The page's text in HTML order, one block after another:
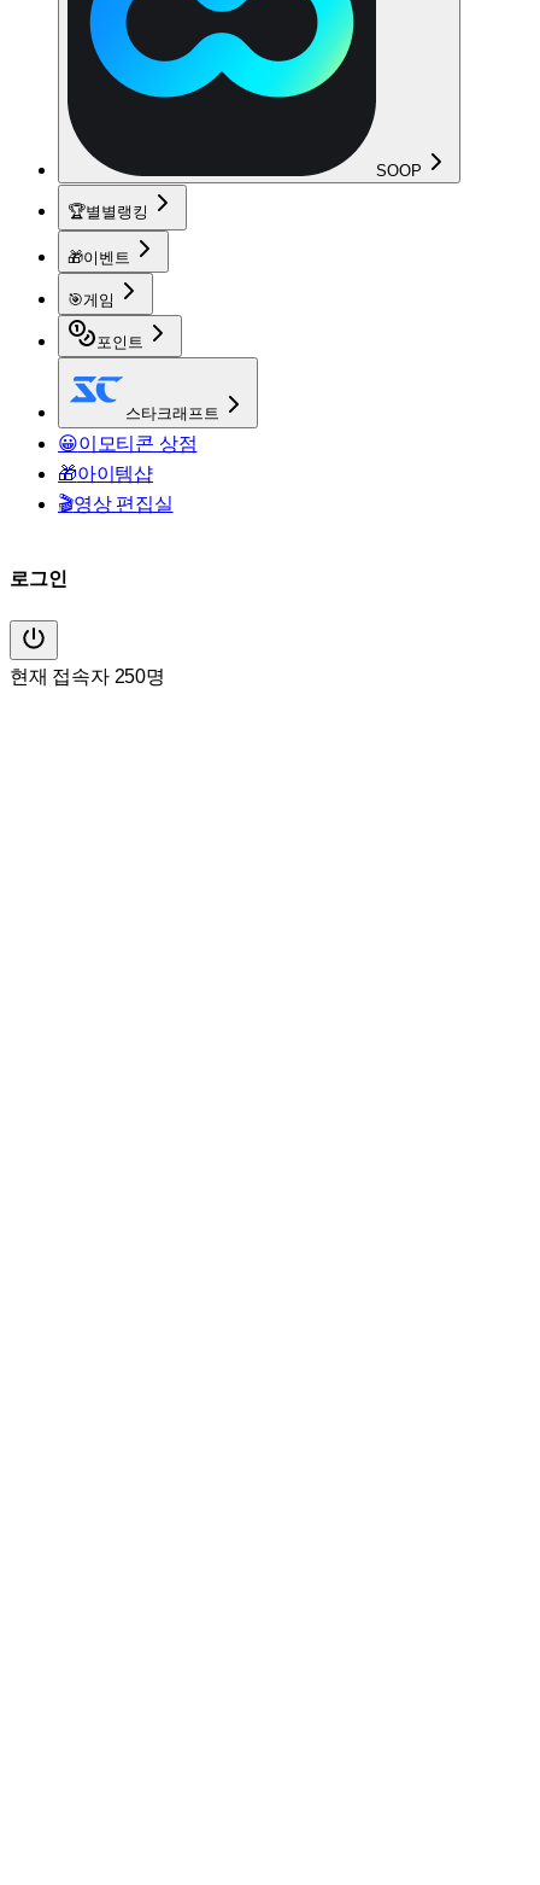
SOOP
🏆별별랭킹
🎁이벤트
🎯게임
포인트
스타크래프트
😀이모티콘 상점
🎁아이템샵
🎬영상 편집실
로그인
현재 접속자 250명